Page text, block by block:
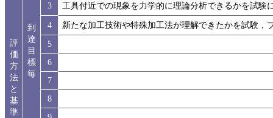
評
価
方
法
と
基
準
到
達
目
標
毎
3
工具付近での現象を力学的に理論分析できるかを試験
4
新たな加工技術や特殊加工法が理解できたかを試験，
5
6
7
8